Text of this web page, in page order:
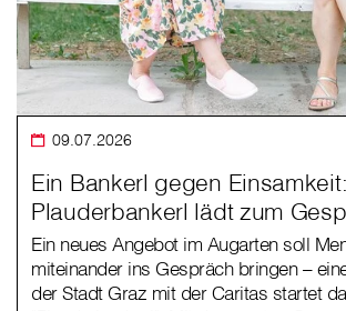
09.07.2026
Ein Bankerl gegen
Plauderbankerl lädt zum
Ein neues Angebot im Augarten soll
miteinander ins Gespräch bringen –
der Stadt Graz mit der Caritas startet